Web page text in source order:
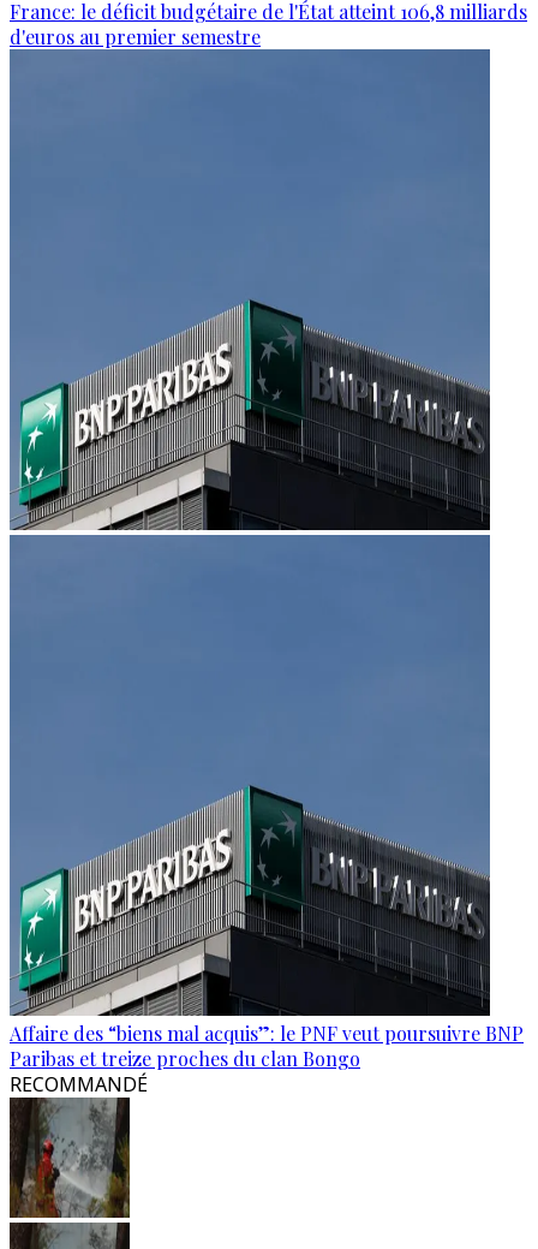
France: le déficit budgétaire de l'État atteint 106,8 milliards
d'euros au premier semestre
Affaire des “biens mal acquis”: le PNF veut poursuivre BNP
Paribas et treize proches du clan Bongo
RECOMMANDÉ